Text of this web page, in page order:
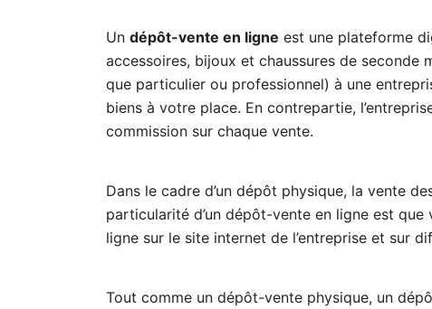
Un dépôt-vente en ligne est une plateforme
accessoires, bijoux et chaussures de seconde
que particulier ou professionnel) à une
biens à votre place. En contrepartie,
commission sur chaque vente.
Dans le cadre d’un dépôt physique, la vente
particularité d’un dépôt-vente en ligne est
ligne sur le site internet de l’entreprise et sur
Tout comme un dépôt-vente physique, un